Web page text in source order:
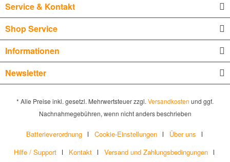
Service & Kontakt
Shop Service
Informationen
Newsletter
* Alle Preise inkl. gesetzl. Mehrwertsteuer zzgl. Versandkosten und ggf.
Nachnahmegebühren, wenn nicht anders beschrieben
Batterieverordnung Cookie-Einstellungen
Über uns
Hilfe / Support
Kontakt Versand und Zahlungsbedingungen